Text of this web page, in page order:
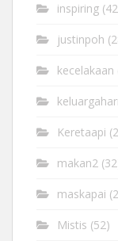
inspiring
justinpoh
kecelakaan
Keretaapi
makan2
maskapai
Mistis (52)